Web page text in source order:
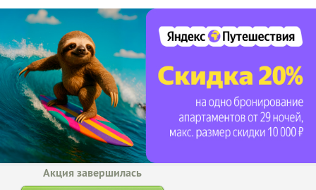
Акция завершилась